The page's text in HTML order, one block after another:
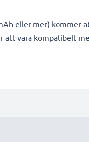
eller mer) kommer
att vara kompatibelt